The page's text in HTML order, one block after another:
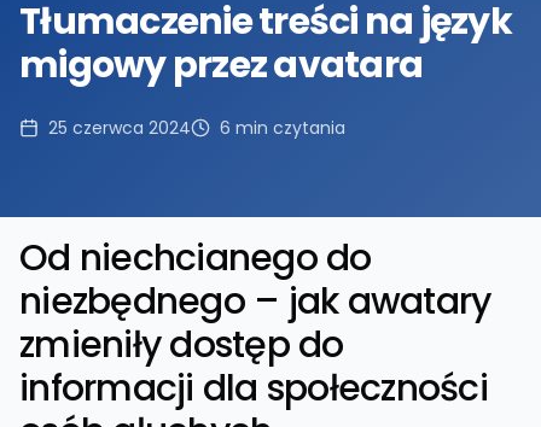
Tłumaczenie treści na język
migowy przez avatara
25 czerwca 2024 6 min czytania
Od niechcianego do
niezbędnego – jak awatary
zmieniły dostęp do
informacji dla społeczności